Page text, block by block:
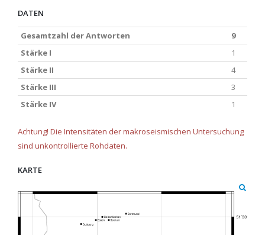
DATEN
Gesamtzahl der Antworten
9
Stärke I
1
Stärke II
4
Stärke III
3
Stärke IV
1
Achtung! Die Intensitäten der makroseismischen Untersuchung
sind unkontrollierte Rohdaten.
KARTE